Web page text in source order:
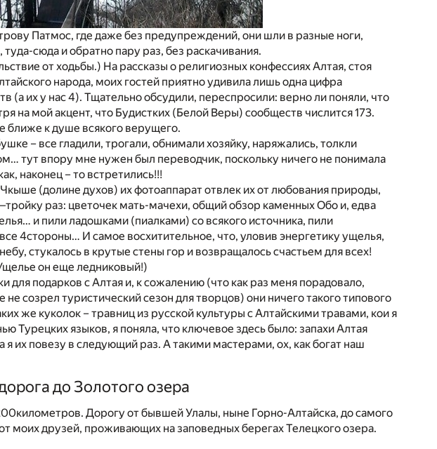
Патмос, где даже без предупреждений, они шли в разные ноги,
сюда и обратно пару раз, без раскачивания.
от ходьбы.) На рассказы о религиозных конфесcиях Алтая, стоя
народа, моих гостей приятно удивила лишь одна цифра
(а их у нас 4). Тщательно обсудили, переспросили: верно ли поняли, что
на мой акцент, что Будистких (Белой Веры) сообществ числится 173.
ближе к душе всякого верущего.
– все гладили, трогали, обнимали хозяйку, наряжались, толкли
тут впору мне нужен был переводчик, поскольку ничего не понимала
наконец – то встретились!!!
(долине духов) их фотоаппарат отвлек их от любования природы,
раз: цветочек мать-мачехи, общий обзор каменных Обо и, едва
и пили ладошками (пиалками) со всякого источника, пили
4стороны… И самое восхитительное, что, уловив энергетику ущелья,
стукалось в крутые стены гор и возвращалось счастьем для всех!
он еще ледниковый!)
для подарков с Алтая и, к сожалению (что как раз меня порадовало,
созрел туристический сезон для творцов) они ничего такого типового
же куколок – травниц из русской культуры с Алтайскими травами, кои я
Турецких языков, я поняла, что ключевое здесь было: запахи Алтая
их повезу в следующий раз. А такими мастерами, ох, как богат наш
до Золотого озера
Дорогу от бывшей Улалы, ныне Горно-Алтайска, до самого
моих друзей, проживающих на заповедных берегах Телецкого озера.